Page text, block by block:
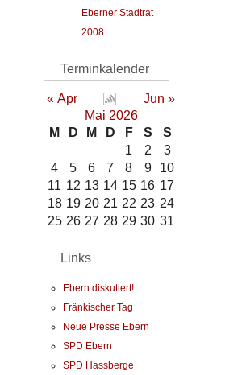
Eberner Stadtrat
2008
Terminkalender
« Apr
Jun »
Mai 2026
M
D M D F S
S
1
2
3
4
5 6 7 8 9
10
11 12 13 14 15 16 17
18 19 20 21 22 23 24
25 26 27 28 29 30 31
Links
Ebern diskutiert!
Fränkischer Tag
Neue Presse Ebern
SPD Ebern
SPD Hassberge